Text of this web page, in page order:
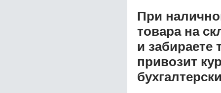
При
товара на
и забираете
привозит